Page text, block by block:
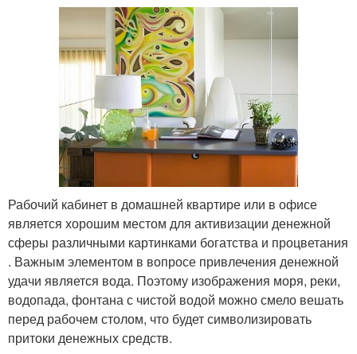
Рабочий кабинет в домашней квартире или в офисе
является хорошим местом для активизации денежной
сферы различными картинками богатства и процветания
. Важным элементом в вопросе привлечения денежной
удачи является вода. Поэтому изображения моря, реки,
водопада, фонтана с чистой водой можно смело вешать
перед рабочем столом, что будет символизировать
притоки денежных средств.